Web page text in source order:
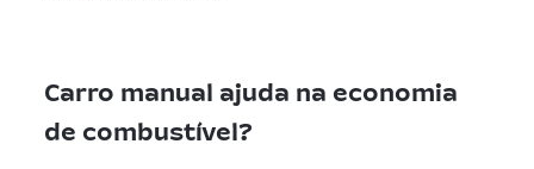
Carro manual ajuda na economia
de combustível?